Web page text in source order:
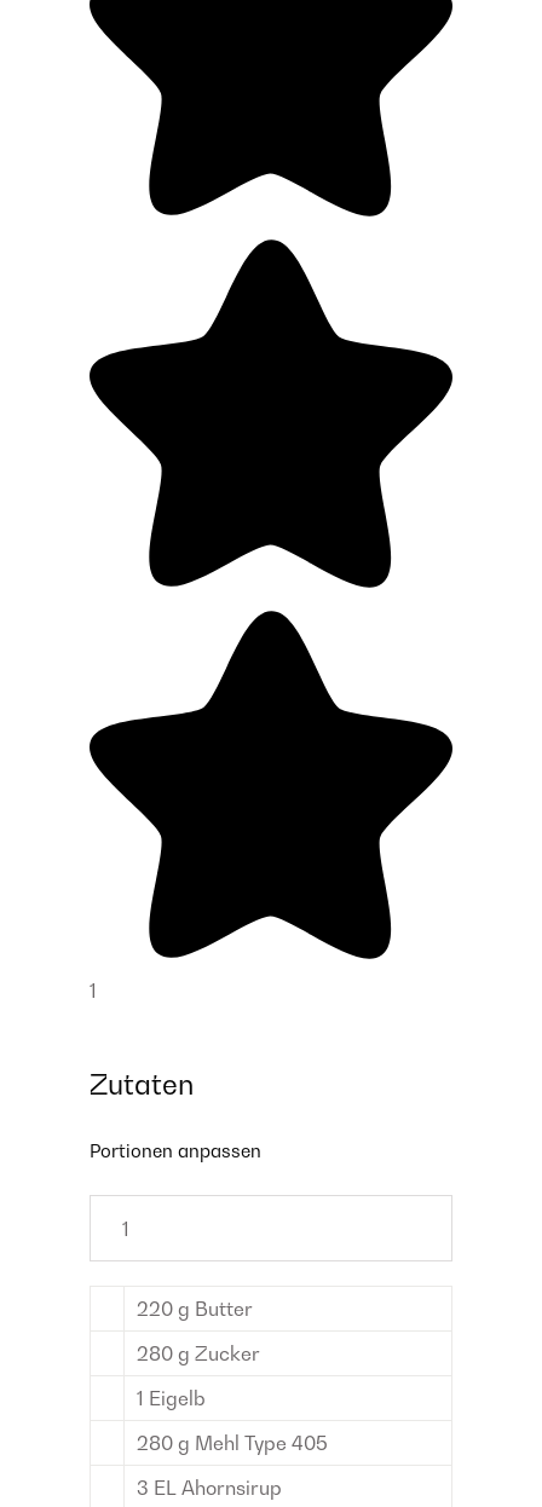
1
Zutaten
Portionen anpassen
220 g Butter
280 g Zucker
1 Eigelb
280 g Mehl Type 405
3 EL Ahornsirup